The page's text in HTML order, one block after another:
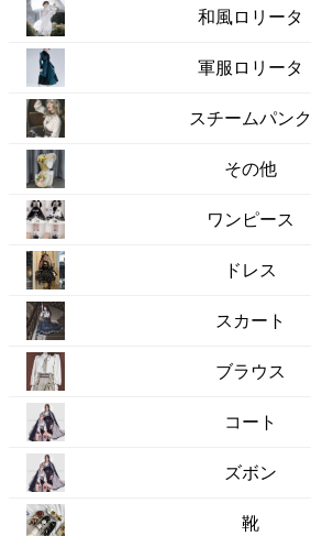
和風ロリータ
軍服ロリータ
スチームパンク
その他
ワンピース
ドレス
スカート
ブラウス
コート
ズボン
靴